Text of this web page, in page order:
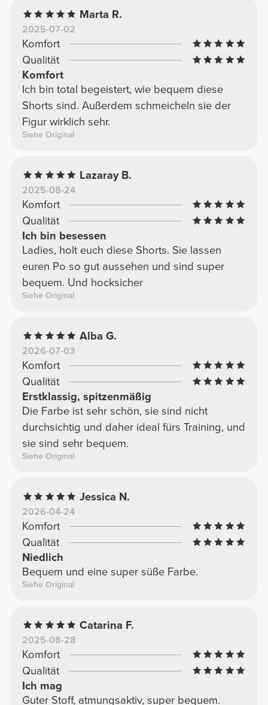
Marta R.
2025-07-02
Komfort
Qualität
Komfort
Ich bin total begeistert, wie bequem diese
Shorts sind. Außerdem schmeicheln sie der
Figur wirklich sehr.
Siehe Original
Lazaray B.
2025-08-24
Komfort
Qualität
Ich bin besessen
Ladies, holt euch diese Shorts. Sie lassen
euren Po so gut aussehen und sind super
bequem. Und hocksicher
Siehe Original
Alba G.
2026-07-03
Komfort
Qualität
Erstklassig, spitzenmäßig
Die Farbe ist sehr schön, sie sind nicht
durchsichtig und daher ideal fürs Training, und
sie sind sehr bequem.
Siehe Original
Jessica N.
2026-04-24
Komfort
Qualität
Niedlich
Bequem und eine super süße Farbe.
Siehe Original
Catarina F.
2025-08-28
Komfort
Qualität
Ich mag
Guter Stoff, atmungsaktiv, super bequem.